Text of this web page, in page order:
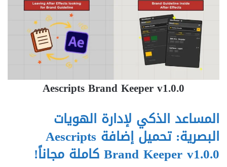
Aescripts Brand Keeper v1.0.0
المساعد الذكي لإدارة الهويات
البصرية: تحميل إضافة Aescripts
Brand Keeper v1.0.0 كاملة مجاناً!